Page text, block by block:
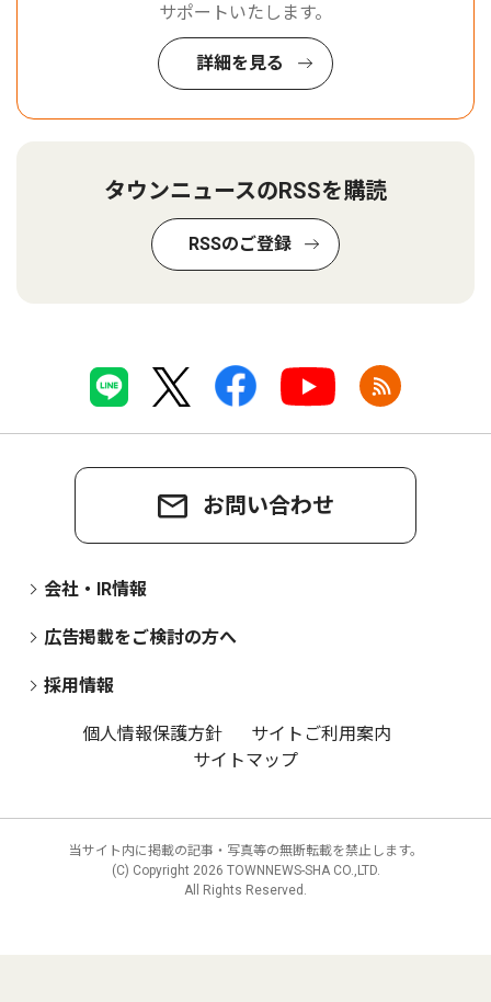
サポートいたします。
詳細を見る
タウンニュースのRSSを購読
RSSのご登録
お問い合わせ
会社・IR情報
広告掲載をご検討の方へ
採用情報
個人情報保護方針
サイトご利用案内
サイトマップ
当サイト内に掲載の記事・写真等の無断転載を禁止します。
(C) Copyright 2026 TOWNNEWS-SHA CO.,LTD.
All Rights Reserved.